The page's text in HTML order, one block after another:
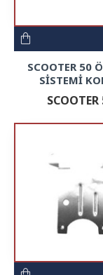
SCOOTER 50
SİSTEMİ
SCOOTER